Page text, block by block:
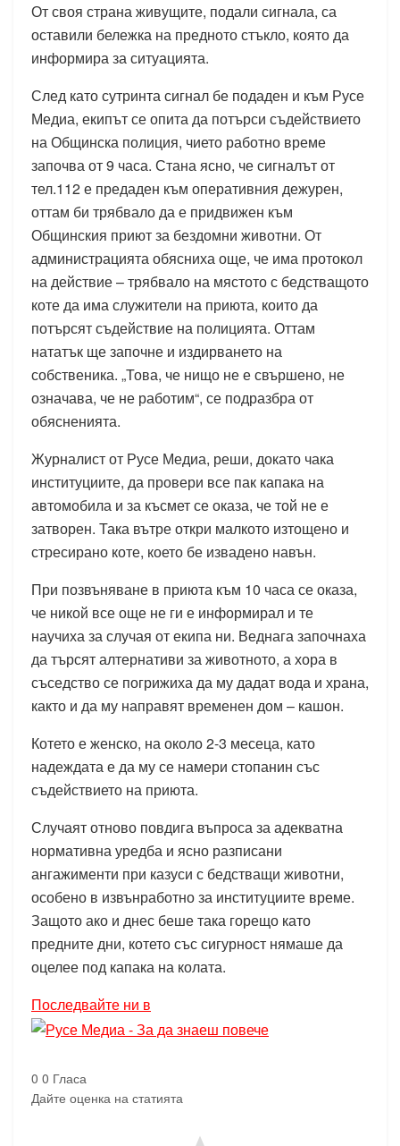
От своя страна живущите, подали сигнала, са
оставили бележка на предното стъкло, която да
информира за ситуацията.
След като сутринта сигнал бе подаден и към Русе
Медиа, екипът се опита да потърси съдействието
на Общинска полиция, чието работно време
започва от 9 часа. Стана ясно, че сигналът от
тел.112 е предаден към оперативния дежурен,
оттам би трябвало да е придвижен към
Общинския приют за бездомни животни. От
администрацията обясниха още, че има протокол
на действие – трябвало на мястото с бедстващото
коте да има служители на приюта, които да
потърсят съдействие на полицията. Оттам
нататък ще започне и издирването на
собственика. „Това, че нищо не е свършено, не
означава, че не работим“, се подразбра от
обясненията.
Журналист от Русе Медиа, реши, докато чака
институциите, да провери все пак капака на
автомобила и за късмет се оказа, че той не е
затворен. Така вътре откри малкото изтощено и
стресирано коте, което бе извадено навън.
При позвъняване в приюта към 10 часа се оказа,
че никой все още не ги е информирал и те
научиха за случая от екипа ни. Веднага започнаха
да търсят алтернативи за животното, а хора в
съседство се погрижиха да му дадат вода и храна,
както и да му направят временен дом – кашон.
Котето е женско, на около 2-3 месеца, като
надеждата е да му се намери стопанин със
съдействието на приюта.
Случаят отново повдига въпроса за адекватна
нормативна уредба и ясно разписани
ангажименти при казуси с бедстващи животни,
особено в извънработно за институциите време.
Защото ако и днес беше така горещо като
предните дни, котето със сигурност нямаше да
оцелее под капака на колата.
Последвайте ни в
0 0 Гласа
Дайте оценка на статията